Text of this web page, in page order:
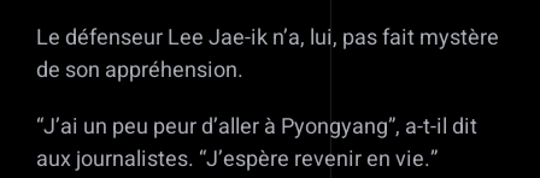
Le défenseur Lee Jae-ik n’a, lui, pas fait mystère
de son appréhension.
“J’ai un peu peur d’aller à Pyongyang”, a-t-il dit
aux journalistes. “J’espère revenir en vie.”